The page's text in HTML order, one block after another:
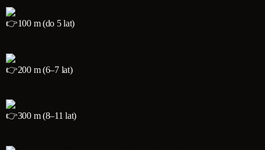
100 m (do 5 lat)
200 m (6–7 lat)
300 m (8–11 lat)